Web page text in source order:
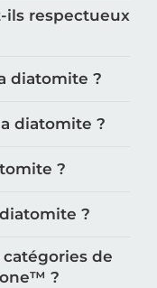
ils respectueux
diatomite ?
diatomite ?
?
?
de
?